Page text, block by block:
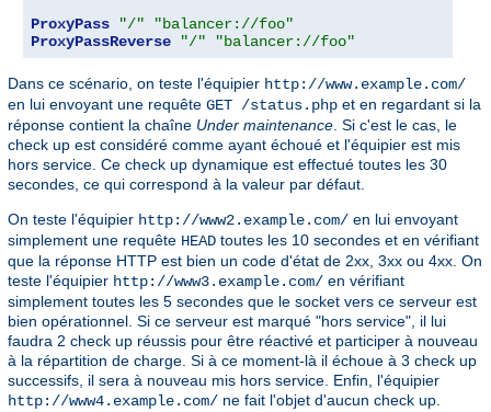
ProxyPass
"/"
"balancer://foo"
ProxyPassReverse
"/" "balancer://foo"
Dans ce scénario, on teste l'équipier http://www.example.com/
en lui envoyant une requête GET /status.php et en regardant si la
réponse contient la chaîne Under maintenance. Si c'est le cas, le
check up est considéré comme ayant échoué et l'équipier est mis
hors service. Ce check up dynamique est effectué toutes les 30
secondes, ce qui correspond à la valeur par défaut.
On teste l'équipier http://www2.example.com/ en lui envoyant
simplement une requête HEAD toutes les 10 secondes et en vérifiant
que la réponse HTTP est bien un code d'état de 2xx, 3xx ou 4xx. On
teste l'équipier http://www3.example.com/ en vérifiant
simplement toutes les 5 secondes que le socket vers ce serveur est
bien opérationnel. Si ce serveur est marqué "hors service", il lui
faudra 2 check up réussis pour être réactivé et participer à nouveau
à la répartition de charge. Si à ce moment-là il échoue à 3 check up
successifs, il sera à nouveau mis hors service. Enfin, l'équipier
http://www4.example.com/ ne fait l'objet d'aucun check up.